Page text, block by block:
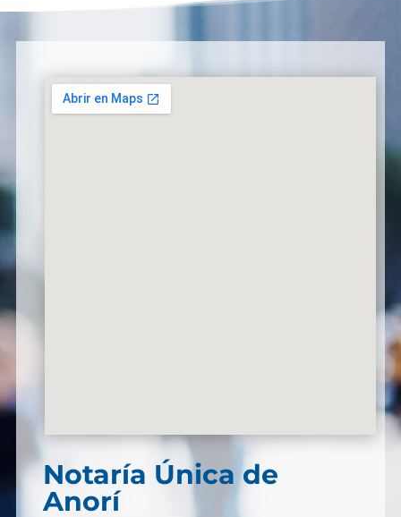
Notaría Única de
Anorí